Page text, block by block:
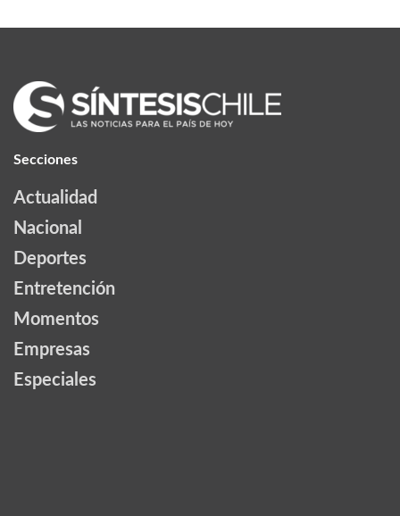
Secciones
Actualidad
Nacional
Deportes
Entretención
Momentos
Empresas
Especiales